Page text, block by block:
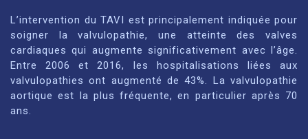
L’intervention du TAVI est principalement indiquée pour
soigner la valvulopathie, une atteinte des valves
cardiaques qui augmente significativement avec l’âge.
Entre 2006 et 2016, les hospitalisations liées aux
valvulopathies ont augmenté de 43%. La valvulopathie
aortique est la plus fréquente, en particulier après 70
ans.